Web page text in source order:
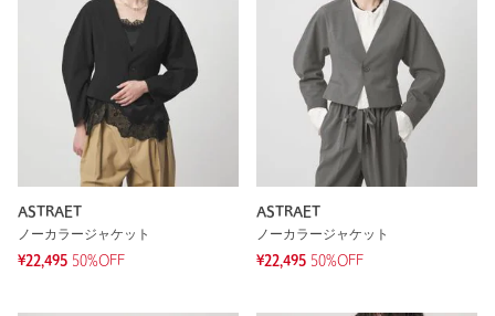
ASTRAET
ノーカラージャケット
¥22,495 50%OFF
ASTRAET
ノーカラージャケット
¥22,495 50%OFF